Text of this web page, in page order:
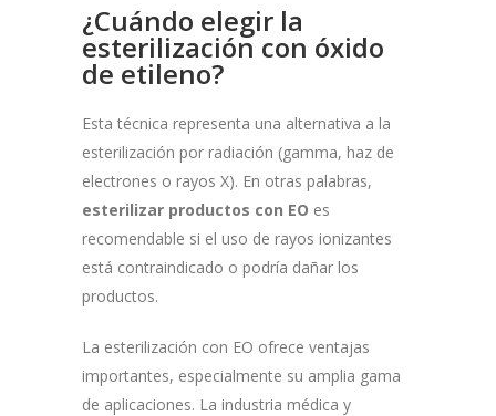
¿Cuándo elegir la
esterilización con óxido
de etileno?
Esta técnica representa una alternativa a la
esterilización por radiación (gamma, haz de
electrones o rayos X). En otras palabras,
esterilizar productos con EO es
recomendable si el uso de rayos ionizantes
está contraindicado o podría dañar los
productos.
La esterilización con EO ofrece ventajas
importantes, especialmente su amplia gama
de aplicaciones. La industria médica y